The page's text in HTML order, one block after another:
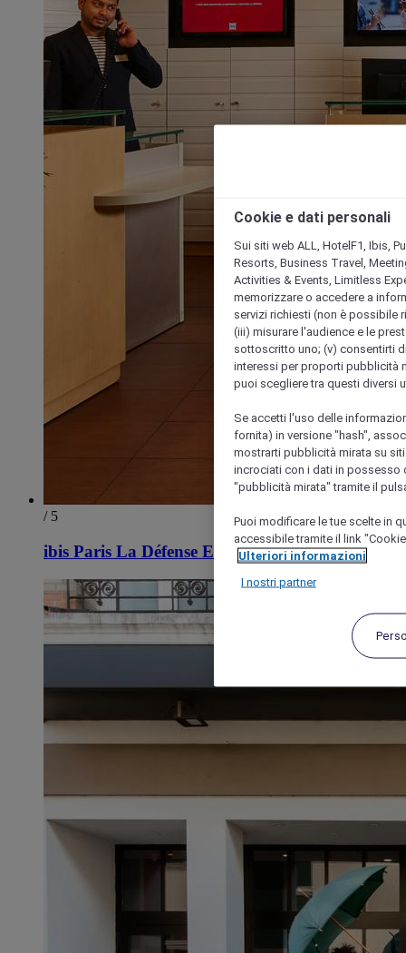
/ 5
ibis Paris La Défense Esplanade
Cookie e dati personali
Sui siti web ALL, HotelF1, Ibis,
Resorts, Business Travel,
Activities & Events, Limitless
memorizzare o accedere a
servizi richiesti (non è possibile
(iii) misurare l'audience e le
sottoscritto uno; (v) consentirti
interessi per proporti pubblicità
puoi scegliere tra questi diversi
Se accetti l'uso delle
fornita) in versione "hash",
mostrarti pubblicità mirata su
incrociati con i dati in possesso
"pubblicità mirata" tramite il
Puoi modificare le tue scelte in
accessibile tramite il link
Ulteriori informazioni
I nostri partner